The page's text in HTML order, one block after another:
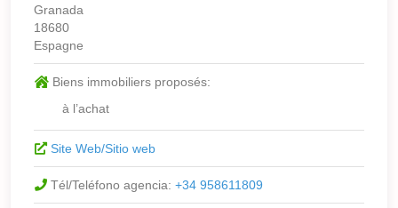
Granada
18680
Espagne
Biens immobiliers proposés:
à l’achat
Site Web/Sitio web
Tél/Teléfono agencia: +34 958611809